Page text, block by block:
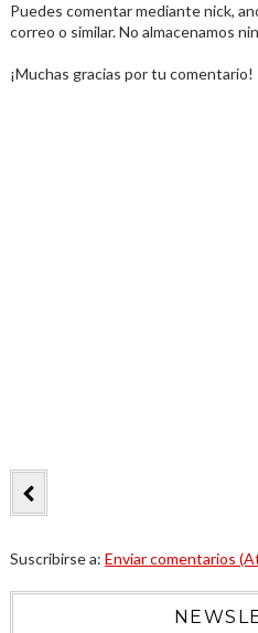
Puedes comentar mediante nick,
correo o similar. No almacenamos
¡Muchas gracias por tu comentario!
Suscribirse a: Enviar comentarios